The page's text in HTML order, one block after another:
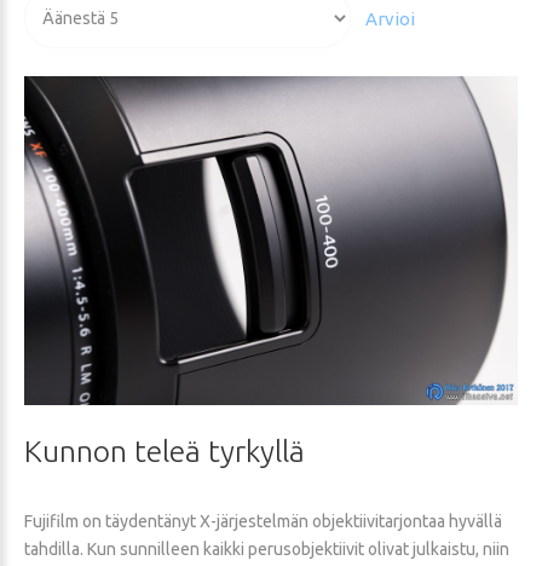
arvioida
Kunnon teleä tyrkyllä
Fujifilm on täydentänyt X-järjestelmän objektiivitarjontaa hyvällä
tahdilla. Kun sunnilleen kaikki perusobjektiivit olivat julkaistu, niin